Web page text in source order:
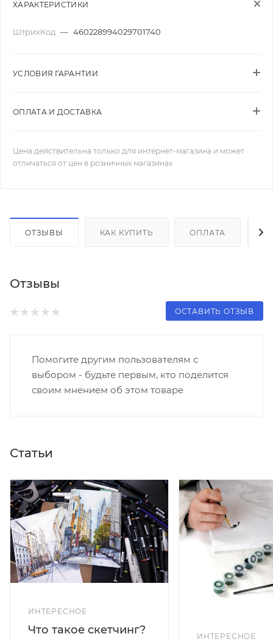
ХАРАКТЕРИСТИКИ
ШтрихКод — 460228994029701740
УСЛОВИЯ ГАРАНТИИ
ОПЛАТА И ДОСТАВКА
Цена действительна только для интернет-магазина и может
отличаться от цен в розничных магазинах
ОТЗЫВЫ КАК КУПИТЬ ОПЛАТА
Отзывы
ОСТАВИТЬ ОТЗЫВ
Помогите другим пользователям с
выбором - будьте первым, кто поделится
своим мнением об этом товаре
Статьи
ИНТЕРЕСНОЕ
Что такое скетчинг?
ИНТЕРЕСНОЕ